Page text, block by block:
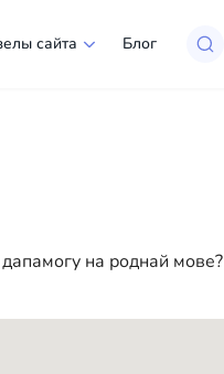
сайта Блог
паспяховага
на роднай